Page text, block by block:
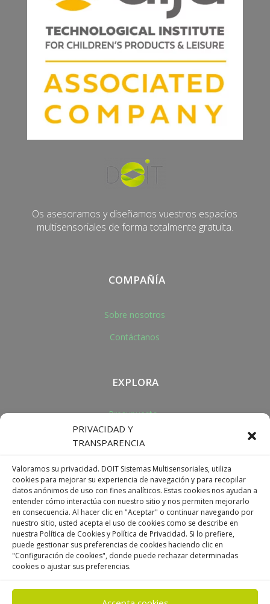
PRIVACIDAD Y
TRANSPARENCIA
Valoramos su privacidad. DOIT Sistemas Multisensoriales, utiliza
cookies para mejorar su experiencia de navegación y para recopilar
datos anónimos de uso con fines analíticos. Estas cookies nos ayudan a
entender cómo interactúa con nuestro sitio y nos permiten mejorarlo
en consecuencia. Al hacer clic en "Aceptar" o continuar navegando por
nuestro sitio, usted acepta el uso de cookies como se describe en
nuestra Política de Cookies y Política de Privacidad. Si lo prefiere,
puede gestionar sus preferencias de cookies haciendo clic en
"Configuración de cookies", donde puede rechazar determinadas
cookies o ajustar sus preferencias.
Os asesoramos y diseñamos vuestros espacios
multisensoriales de forma totalmente gratuita.
COMPAÑÍA
Sobre nosotros
Contáctanos
EXPLORA
Presupuesto
Ser distribuidor
DIRECCIÓN
+34 977 091 417
info@doitmultisensorial.com
Avenida Falset 137, Reus
Tarragona, ESPAÑA